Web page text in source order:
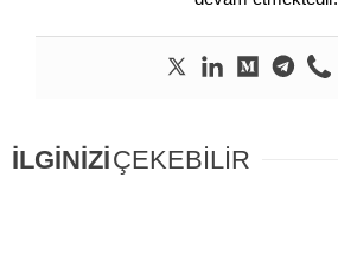
İLGİNİZİÇEKEBİLİR